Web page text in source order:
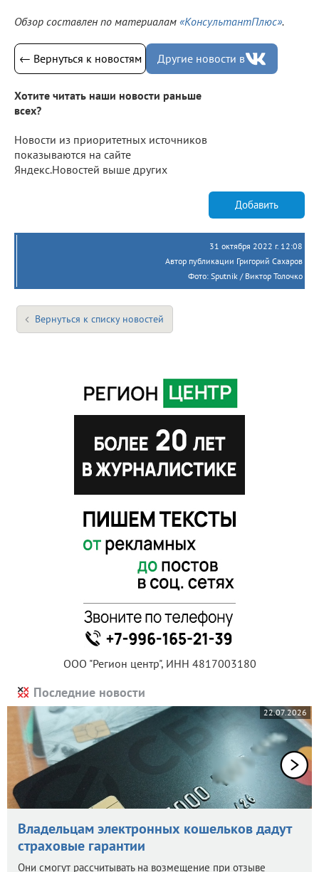
Обзор составлен по материалам «КонсультантПлюс».
← Вернуться к новостям Другие новости в
Хотите читать наши новости раньше
всех?
Новости из приоритетных источников
показываются на сайте
Яндекс.Новостей выше других
Добавить
31 октября 2022 г. 12:08
Автор публикации Григорий Сахаров
Фото: Sputnik / Виктор Толочко
Вернуться к списку новостей
ООО "Регион центр", ИНН 4817003180
Последние новости
22.07.2026
Владельцам электронных кошельков дадут
страховые гарантии
Они смогут рассчитывать на возмещение при отзыве